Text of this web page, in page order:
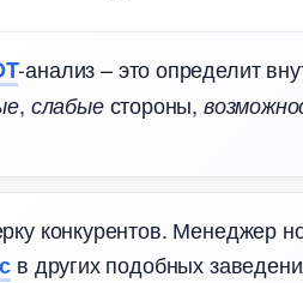
-анализ – это определит
, слабыестороны,
конкурентов. Менеджер
других подобных